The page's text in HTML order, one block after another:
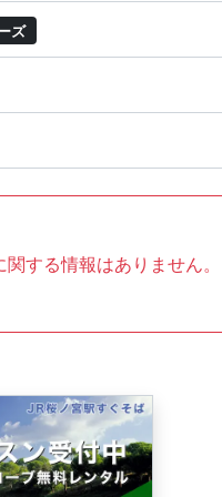
ズ
する情報はありません。